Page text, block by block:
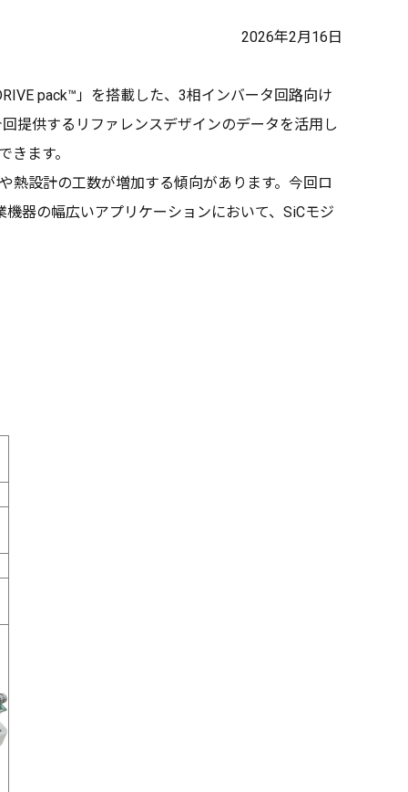
2026年2月16日
pack™」を搭載した、3相インバータ回路向け
提供するリファレンスデザインのデータを活用し
ます。
熱設計の工数が増加する傾向があります。今回ロ
器の幅広いアプリケーションにおいて、SiCモジ